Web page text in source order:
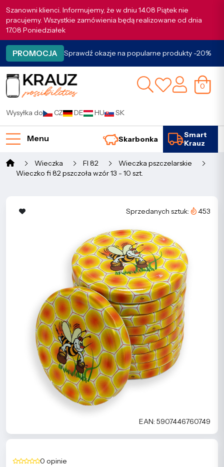
Szanowni klienci. Informujemy, że w dniu 14.08 Piątek nie
pracujemy. Wszystkie zamówienia będą realizowane od dnia
17.08 Poniedziałek
PROMOCJA Sprawdź okazje na popularne produkty -20%
0
Wysyłka do CZ DE HU SK
Menu Skarbonka
Smart
Krauz
Wieczka FI 82
Wieczka pszczelarskie
Wieczko fi 82 pszczoła wzór 13 - 10 szt.
Sprzedanych sztuk: 453
EAN: 5907446760749
0 opinie